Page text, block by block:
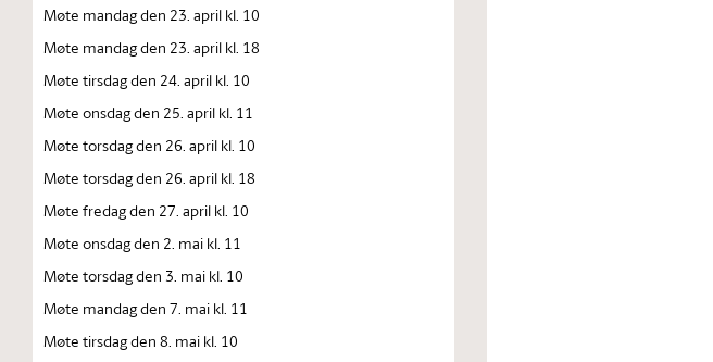
Møte mandag den 23. april kl. 10
Møte mandag den 23. april kl. 18
Møte tirsdag den 24. april kl. 10
Møte onsdag den 25. april kl. 11
Møte torsdag den 26. april kl. 10
Møte torsdag den 26. april kl. 18
Møte fredag den 27. april kl. 10
Møte onsdag den 2. mai kl. 11
Møte torsdag den 3. mai kl. 10
Møte mandag den 7. mai kl. 11
Møte tirsdag den 8. mai kl. 10